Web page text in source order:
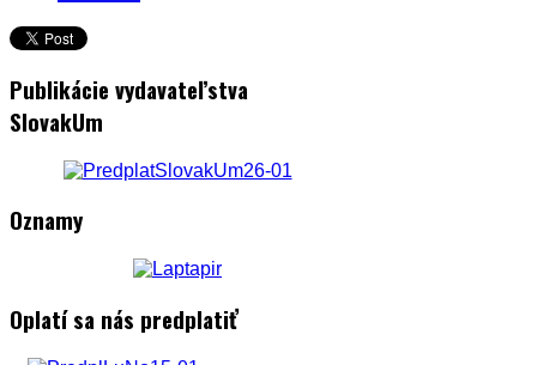
Publikácie vydavateľstva
SlovakUm
Oznamy
Oplatí sa nás predplatiť